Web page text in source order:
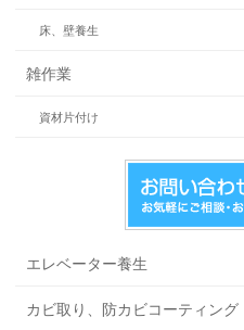
床、壁養生
雑作業
資材片付け
エレベーター養生
カビ取り、防カビコーティング